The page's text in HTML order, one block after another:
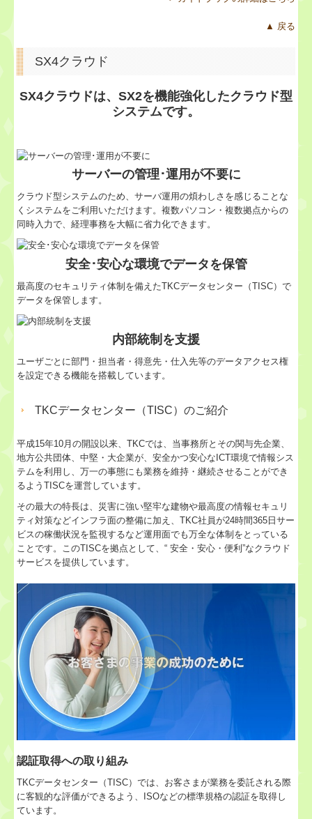
▲ 戻る
SX4クラウド
SX4クラウドは、SX2を機能強化したクラウド型
システムです。
サーバーの管理･運用が不要に
クラウド型システムのため、サーバ運用の煩わしさを感じることな
くシステムをご利用いただけます。複数パソコン・複数拠点からの
同時入力で、経理事務を大幅に省力化できます。
安全･安心な環境でデータを保管
最高度のセキュリティ体制を備えたTKCデータセンター（TISC）で
データを保管します。
内部統制を支援
ユーザごとに部門・担当者・得意先・仕入先等のデータアクセス権
を設定できる機能を搭載しています。
TKCデータセンター（TISC）のご紹介
平成15年10月の開設以来、TKCでは、当事務所とその関与先企業、
地方公共団体、中堅・大企業が、安全かつ安心なICT環境で情報シス
テムを利用し、万一の事態にも業務を維持・継続させることができ
るようTISCを運営しています。
その最大の特長は、災害に強い堅牢な建物や最高度の情報セキュリ
ティ対策などインフラ面の整備に加え、TKC社員が24時間365日サー
ビスの稼働状況を監視するなど運用面でも万全な体制をとっている
ことです。このTISCを拠点として、“ 安全・安心・便利”なクラウド
サービスを提供しています。
認証取得への取り組み
TKCデータセンター（TISC）では、お客さまが業務を委託される際
に客観的な評価ができるよう、ISOなどの標準規格の認証を取得し
ています。